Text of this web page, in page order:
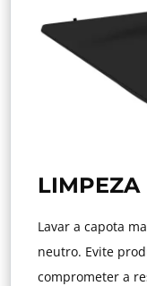
LIMPEZA
Lavar a capota
neutro. Evite
comprometer a